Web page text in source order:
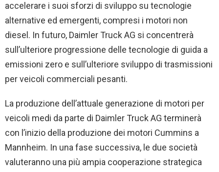
accelerare i suoi sforzi di sviluppo su tecnologie
alternative ed emergenti, compresi i motori non
diesel. In futuro, Daimler Truck AG si concentrerà
sull’ulteriore progressione delle tecnologie di guida a
emissioni zero e sull’ulteriore sviluppo di trasmissioni
per veicoli commerciali pesanti.
La produzione dell’attuale generazione di motori per
veicoli medi da parte di Daimler Truck AG terminerà
con l’inizio della produzione dei motori Cummins a
Mannheim. In una fase successiva, le due società
valuteranno una più ampia cooperazione strategica